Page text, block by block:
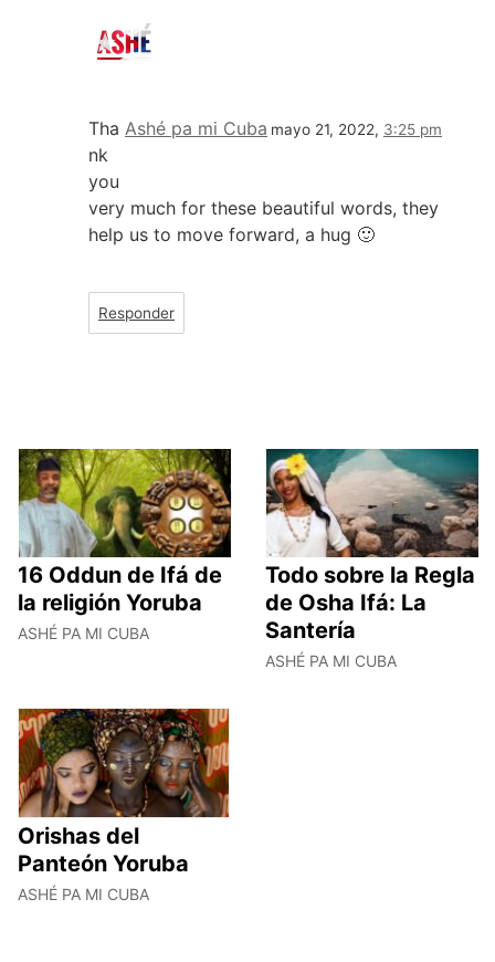
Ashé pa mi Cuba mayo 21, 2022, 3:25 pm
Tha
nk
you
very much for these beautiful words, they
help us to move forward, a hug 🙂
Responder
16 Oddun de Ifá de
la religión Yoruba
ASHÉ PA MI CUBA
Todo sobre la Regla
de Osha Ifá: La
Santería
ASHÉ PA MI CUBA
Orishas del
Panteón Yoruba
ASHÉ PA MI CUBA